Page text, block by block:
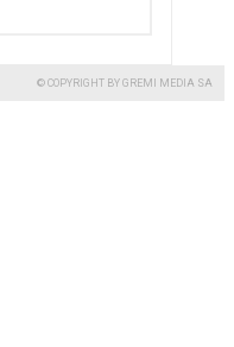
© COPYRIGHT BY GREMI MEDIA SA